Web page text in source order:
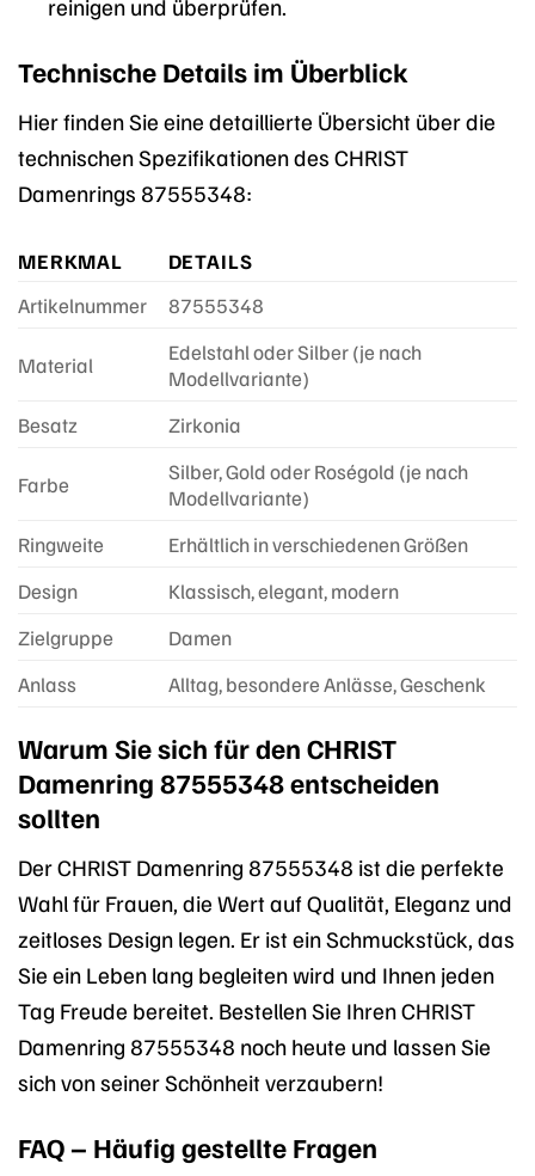
reinigen und überprüfen.
Technische Details im Überblick
Hier finden Sie eine detaillierte Übersicht über die
technischen Spezifikationen des CHRIST
Damenrings 87555348:
MERKMAL
DETAILS
Artikelnummer
87555348
Material
Edelstahl oder Silber (je nach
Modellvariante)
Besatz
Zirkonia
Farbe
Silber, Gold oder Roségold (je nach
Modellvariante)
Ringweite
Erhältlich in verschiedenen Größen
Design
Klassisch, elegant, modern
Zielgruppe
Damen
Anlass
Alltag, besondere Anlässe, Geschenk
Warum Sie sich für den CHRIST
Damenring 87555348 entscheiden
sollten
Der CHRIST Damenring 87555348 ist die perfekte
Wahl für Frauen, die Wert auf Qualität, Eleganz und
zeitloses Design legen. Er ist ein Schmuckstück, das
Sie ein Leben lang begleiten wird und Ihnen jeden
Tag Freude bereitet. Bestellen Sie Ihren CHRIST
Damenring 87555348 noch heute und lassen Sie
sich von seiner Schönheit verzaubern!
FAQ – Häufig gestellte Fragen